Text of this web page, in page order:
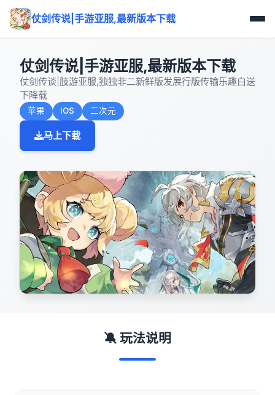
仗剑传说|手游亚服,最新版本下载
仗剑传说|手游亚服,最新版本下载
仗剑传谈|肢游亚服,独独非二新鲜版发展行版传输乐趣白送
下降载
苹果 IOS 二次元
马上下载
🔕 玩法说明